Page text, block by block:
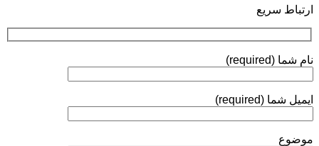
ولو
نیکل
ارتباط سریع
نام شما (required)
ایمیل شما (required)
موضوع